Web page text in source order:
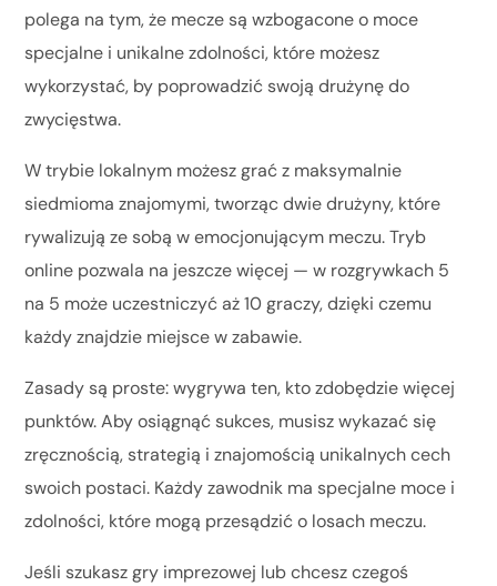
polega na tym, że mecze są wzbogacone o moce
specjalne i unikalne zdolności, które możesz
wykorzystać, by poprowadzić swoją drużynę do
zwycięstwa.
W trybie lokalnym możesz grać z maksymalnie
siedmioma znajomymi, tworząc dwie drużyny, które
rywalizują ze sobą w emocjonującym meczu. Tryb
online pozwala na jeszcze więcej — w rozgrywkach 5
na 5 może uczestniczyć aż 10 graczy, dzięki czemu
każdy znajdzie miejsce w zabawie.
Zasady są proste: wygrywa ten, kto zdobędzie więcej
punktów. Aby osiągnąć sukces, musisz wykazać się
zręcznością, strategią i znajomością unikalnych cech
swoich postaci. Każdy zawodnik ma specjalne moce i
zdolności, które mogą przesądzić o losach meczu.
Jeśli szukasz gry imprezowej lub chcesz czegoś